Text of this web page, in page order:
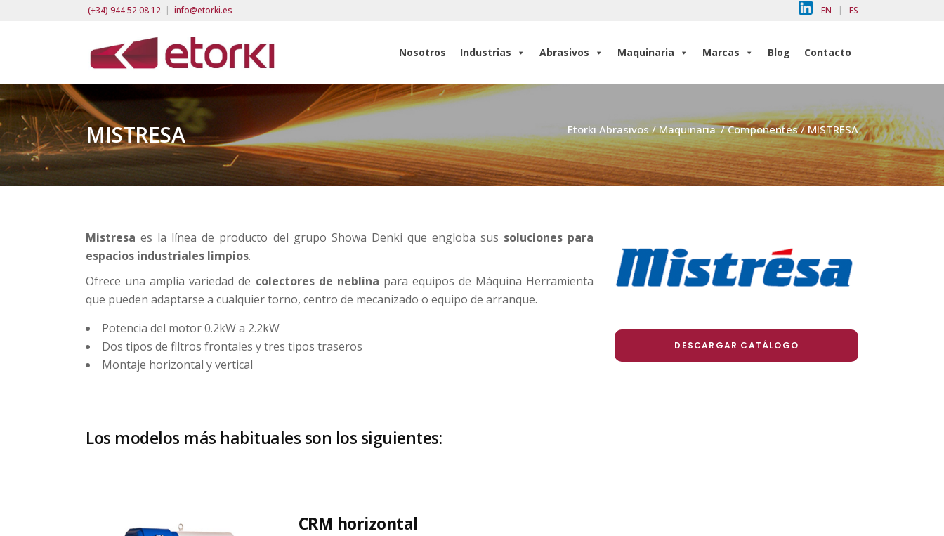
(+34) 944 52 08 12 | info@etorki.es EN | ES
Nosotros Industrias Abrasivos Maquinaria Marcas Blog Contacto
MISTRESA Etorki Abrasivos/Maquinaria/Componentes/MISTRESA
Mistresa es la línea de producto del grupo Showa Denki que engloba sus soluciones para
espacios industriales limpios.
Ofrece una amplia variedad de colectores de neblina para equipos de Máquina Herramienta
que pueden adaptarse a cualquier torno, centro de mecanizado o equipo de arranque.
Potencia del motor 0.2kW a 2.2kW
Dos tipos de filtros frontales y tres tipos traseros
Montaje horizontal y vertical
DESCARGAR CATÁLOGO
Los modelos más habituales son los siguientes:
CRM horizontal